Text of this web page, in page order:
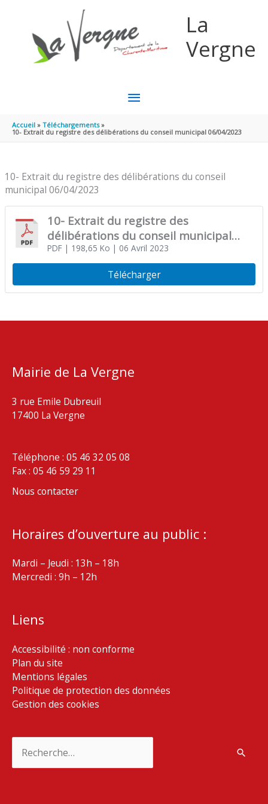
La
Vergne
MENU
PRINCIPAL
Accueil
Téléchargements
10- Extrait du registre des délibérations du conseil municipal 06/04/2023
10- Extrait du registre des délibérations du conseil
municipal 06/04/2023
10- Extrait du registre des
délibérations du conseil municipal
06/04/2023
PDF| 198,65 Ko | 06 Avril 2023
Télécharger
Mairie de La Vergne
3 rue Emile Dubreuil
17400 La Vergne
Téléphone : 05 46 32 05 08
Fax : 05 46 59 29 11
Nous contacter
Horaires d’ouverture au public :
Mardi – Jeudi : 13h – 18h
Mercredi : 9h – 12h
Liens
Accessibilité : non conforme
Plan du site
Mentions légales
Politique de protection des données
Gestion des cookies